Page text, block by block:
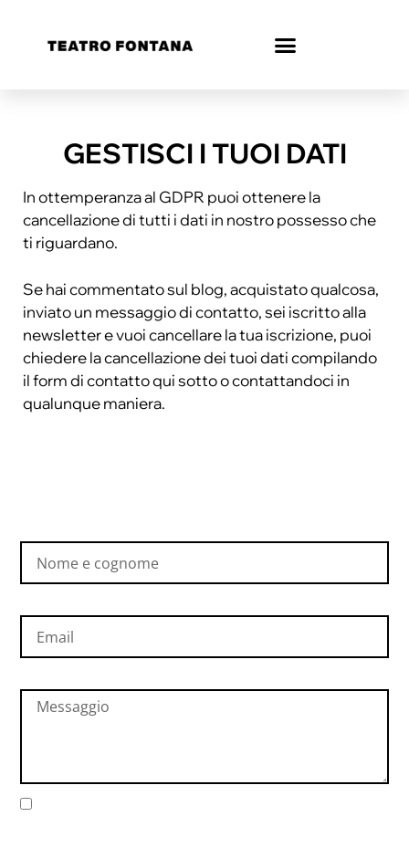
GESTISCI I TUOI DATI
In ottemperanza al GDPR puoi ottenere la
cancellazione di tutti i dati in nostro possesso che
ti riguardano.
Se hai commentato sul blog, acquistato qualcosa,
inviato un messaggio di contatto, sei iscritto alla
newsletter e vuoi cancellare la tua iscrizione, puoi
chiedere la cancellazione dei tuoi dati compilando
il form di contatto qui sotto o contattandoci in
qualunque maniera.